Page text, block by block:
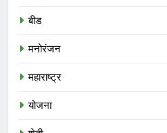
बीड
मनोरंजन
महाराष्ट्र
योजना